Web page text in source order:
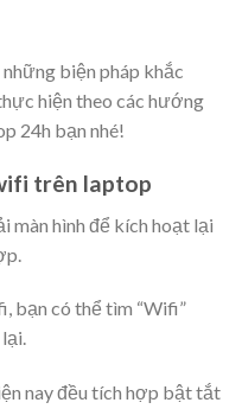
biện pháp khắc
hiện theo các hướng
24h bạn nhé!
trên laptop
màn hình để kích hoạt lại
bạn có thể tìm “Wifi”
nay đều tích hợp bật tắt